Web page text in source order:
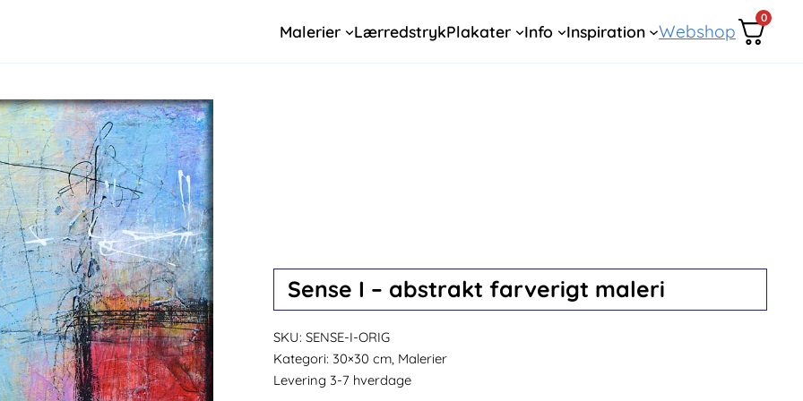
Malerier LærredstrykPlakater Info Inspiration Webshop
0
Sense I – abstrakt farverigt maleri
SKU: SENSE-I-ORIG
Kategori: 30×30 cm, Malerier
Levering 3-7 hverdage